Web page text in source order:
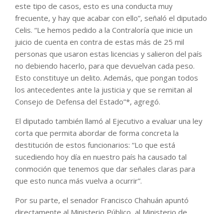
este tipo de casos, esto es una conducta muy
frecuente, y hay que acabar con ello”, señaló el diputado
Celis. “Le hemos pedido a la Contraloría que inicie un
juicio de cuenta en contra de estas más de 25 mil
personas que usaron estas licencias y salieron del país
no debiendo hacerlo, para que devuelvan cada peso.
Esto constituye un delito. Además, que pongan todos
los antecedentes ante la justicia y que se remitan al
Consejo de Defensa del Estado”*, agregó.
El diputado también llamó al Ejecutivo a evaluar una ley
corta que permita abordar de forma concreta la
destitución de estos funcionarios: “Lo que está
sucediendo hoy día en nuestro país ha causado tal
conmoción que tenemos que dar señales claras para
que esto nunca más vuelva a ocurrir”.
Por su parte, el senador Francisco Chahuán apuntó